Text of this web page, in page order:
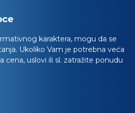
karaktera, mogu da se
Ukoliko Vam je potrebna veća
cena, uslovi ili sl. zatražite ponudu